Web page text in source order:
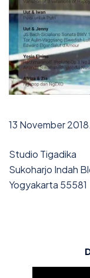
13 November 2018.
Studio Tigadika
Sukoharjo Indah
Yogyakarta 55581